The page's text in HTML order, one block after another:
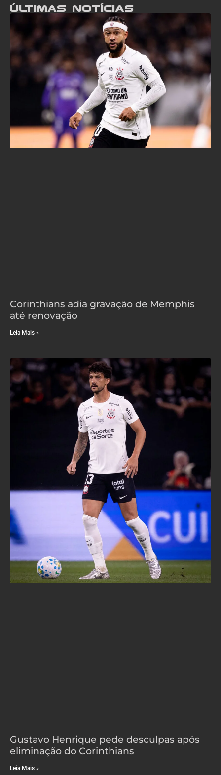
Últimas notícias
Corinthians adia gravação de Memphis
até renovação
Leia Mais »
Gustavo Henrique pede desculpas após
eliminação do Corinthians
Leia Mais »